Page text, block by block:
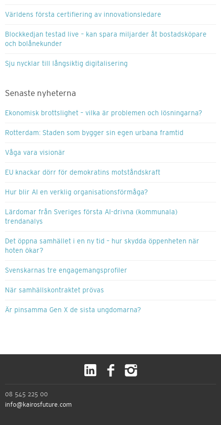
Världens första certifiering av innovationsledare
Blockkedjan testad live – kan spara miljarder åt bostadsköpare
och bolånekunder
Sju nycklar till långsiktig digitalisering
Senaste nyheterna
Ekonomisk brottslighet – vilka är problemen och lösningarna?
Rotterdam: Staden som bygger sin egen urbana framtid
Våga vara visionär
EU knackar dörr för demokratins motståndskraft
Hur blir AI en verklig organisationsförmåga?
Lärdomar från Sveriges första AI-drivna (kommunala)
trendanalys
Det öppna samhället i en ny tid – hur skydda öppenheten när
hoten ökar?
Svenskarnas tre engagemangsprofiler
När samhällskontraktet prövas
Är pinsamma Gen X de sista ungdomarna?
08 545 225 00
info@kairosfuture.com